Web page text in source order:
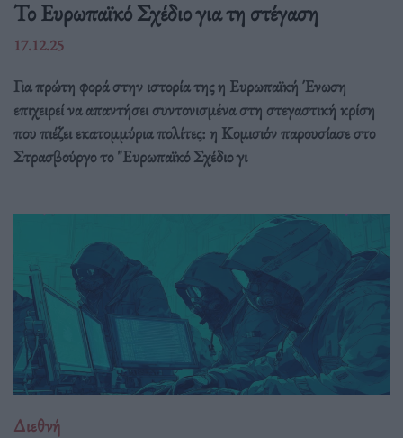
Το Ευρωπαϊκό Σχέδιο για τη στέγαση
17.12.25
Για πρώτη φορά στην ιστορία της η Ευρωπαϊκή Ένωση
επιχειρεί να απαντήσει συντονισμένα στη στεγαστική κρίση
που πιέζει εκατομμύρια πολίτες: η Κομισιόν παρουσίασε στο
Στρασβούργο το "Ευρωπαϊκό Σχέδιο γι
Διεθνή